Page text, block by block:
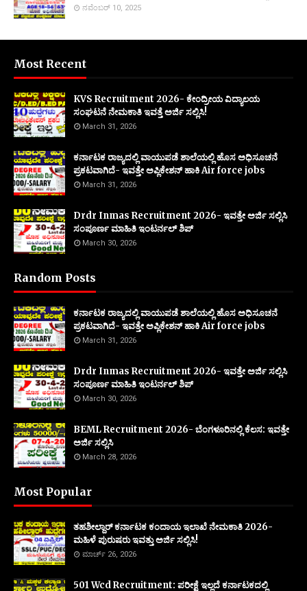
ನವೆಂಬರ್ 10, 2025
Most Recent
KVS Recruitment 2026- ಕೇಂದ್ರೀಯ ವಿದ್ಯಾಲಯ
ಸಂಘಟನೆ ನೇಮಕಾತಿ ಇವತ್ತೆ ಅರ್ಜಿ ಸಲ್ಲಿಸಿ!
March 31, 2026
ಕರ್ನಾಟಕ ರಾಜ್ಯದಲ್ಲಿ ವಾಯುಪಡೆ ಶಾಲೆಯಲ್ಲಿ ಹೊಸ ಅಧಿಸೂಚನೆ
ಪ್ರಕಟವಾಗಿದೆ- ಇವತ್ತೇ ಅಪ್ಲಿಕೇಶನ್ ಹಾಕಿ Air force jobs
March 31, 2026
Drdr Inmas Recruitment 2026- ಇವತ್ತೇ ಅರ್ಜಿ ಸಲ್ಲಿಸಿ
ಸಂಪೂರ್ಣ ಮಾಹಿತಿ ಇಂಟರ್ನಲ್ ಶಿಪ್
March 30, 2026
Random Posts
ಕರ್ನಾಟಕ ರಾಜ್ಯದಲ್ಲಿ ವಾಯುಪಡೆ ಶಾಲೆಯಲ್ಲಿ ಹೊಸ ಅಧಿಸೂಚನೆ
ಪ್ರಕಟವಾಗಿದೆ- ಇವತ್ತೇ ಅಪ್ಲಿಕೇಶನ್ ಹಾಕಿ Air force jobs
March 31, 2026
Drdr Inmas Recruitment 2026- ಇವತ್ತೇ ಅರ್ಜಿ ಸಲ್ಲಿಸಿ
ಸಂಪೂರ್ಣ ಮಾಹಿತಿ ಇಂಟರ್ನಲ್ ಶಿಪ್
March 30, 2026
BEML Recruitment 2026- ಬೆಂಗಳೂರಿನಲ್ಲಿ ಕೆಲಸ: ಇವತ್ತೇ
ಅರ್ಜಿ ಸಲ್ಲಿಸಿ
March 28, 2026
Most Popular
ತಹಶೀಲ್ದಾರ್ ಕರ್ನಾಟಕ ಕಂದಾಯ ಇಲಾಖೆ ನೇಮಕಾತಿ 2026-
ಮಹಿಳೆ ಪುರುಷರು ಇವತ್ತು ಅರ್ಜಿ ಸಲ್ಲಿಸಿ!
ಮಾರ್ಚ್ 26, 2026
501 Wcd Recruitment: ಪರೀಕ್ಷೆ ಇಲ್ಲದೆ ಕರ್ನಾಟಕದಲ್ಲಿ